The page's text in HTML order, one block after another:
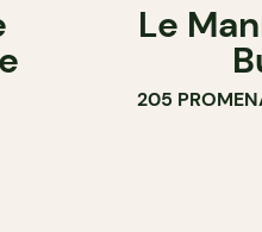
Le
205